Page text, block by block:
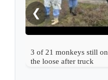
❮
3 of 21 monkeys still on
the loose after truck